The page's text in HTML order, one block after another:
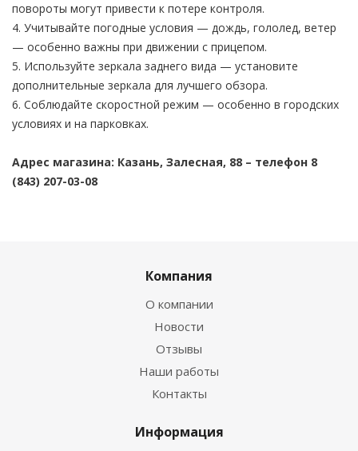
повороты могут привести к потере контроля.
4. Учитывайте погодные условия — дождь, гололед, ветер
— особенно важны при движении с прицепом.
5. Используйте зеркала заднего вида — установите
дополнительные зеркала для лучшего обзора.
6. Соблюдайте скоростной режим — особенно в городских
условиях и на парковках.
Адрес магазина: Казань, Залесная, 88 – телефон 8
(843) 207-03-08
Компания
О компании
Новости
Отзывы
Наши работы
Контакты
Информация